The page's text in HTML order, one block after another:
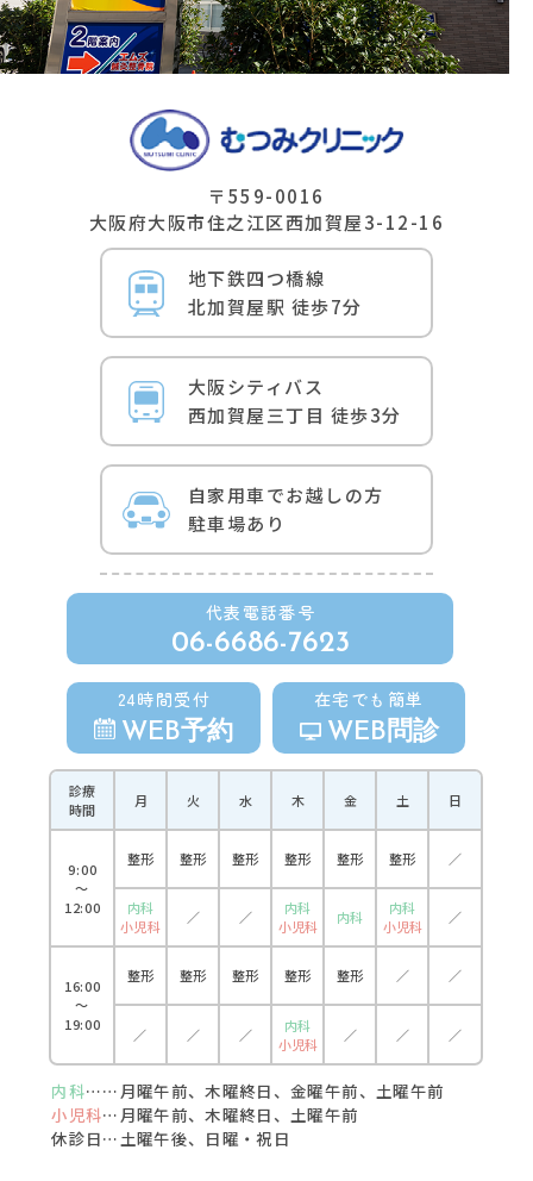
〒559-0016
⼤阪府⼤阪市住之江区⻄加賀屋3-12-16
地下鉄四つ橋線
北加賀屋駅 徒歩7分
⼤阪シティバス
⻄加賀屋三丁⽬ 徒歩3分
自家用車でお越しの方
駐車場あり
代表電話番号
06-6686-7623
24時間受付
WEB予約
在宅でも簡単
WEB問診
診療
時間
月 火 水 木 金 土 日
9:00
〜
12:00
整形 整形 整形 整形 整形 整形 ／
内科
小児科
／ ／
内科
小児科
内科
内科
小児科
／
16:00
〜
19:00
整形 整形 整形 整形 整形 ／ ／
／ ／ ／
内科
小児科
／ ／ ／
内科……月曜午前、木曜終日、金曜午前、土曜午前
小児科…月曜午前、木曜終日、土曜午前
休診日…土曜午後、日曜・祝日